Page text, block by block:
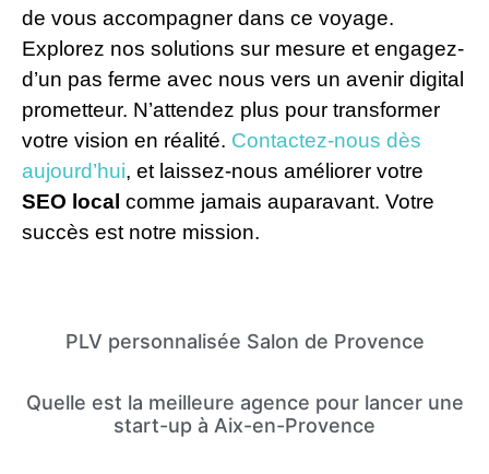
de vous accompagner dans ce voyage.
Explorez nos solutions sur mesure et engagez-
d’un pas ferme avec nous vers un avenir digital
prometteur. N’attendez plus pour transformer
votre vision en réalité. Contactez-nous dès
aujourd’hui, et laissez-nous améliorer votre
SEO local comme jamais auparavant. Votre
succès est notre mission.
PLV personnalisée Salon de Provence
Quelle est la meilleure agence pour lancer une
start-up à Aix-en-Provence